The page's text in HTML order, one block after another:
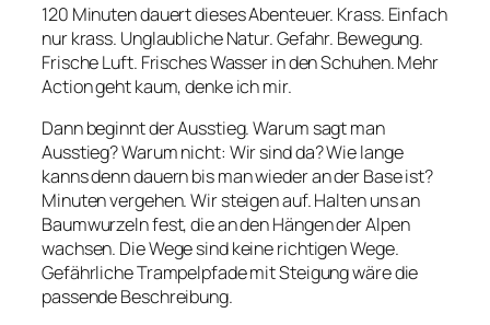
120 Minuten dauert dieses Abenteuer. Krass. Einfach
nur krass. Unglaubliche Natur. Gefahr. Bewegung.
Frische Luft. Frisches Wasser in den Schuhen. Mehr
Action geht kaum, denke ich mir.
Dann beginnt der Ausstieg. Warum sagt man
Ausstieg? Warum nicht: Wir sind da? Wie lange
kanns denn dauern bis man wieder an der Base ist?
Minuten vergehen. Wir steigen auf. Halten uns an
Baumwurzeln fest, die an den Hängen der Alpen
wachsen. Die Wege sind keine richtigen Wege.
Gefährliche Trampelpfade mit Steigung wäre die
passende Beschreibung.